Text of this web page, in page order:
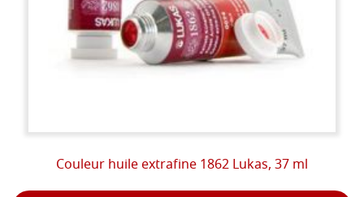
Couleur huile extrafine 1862 Lukas, 37 ml